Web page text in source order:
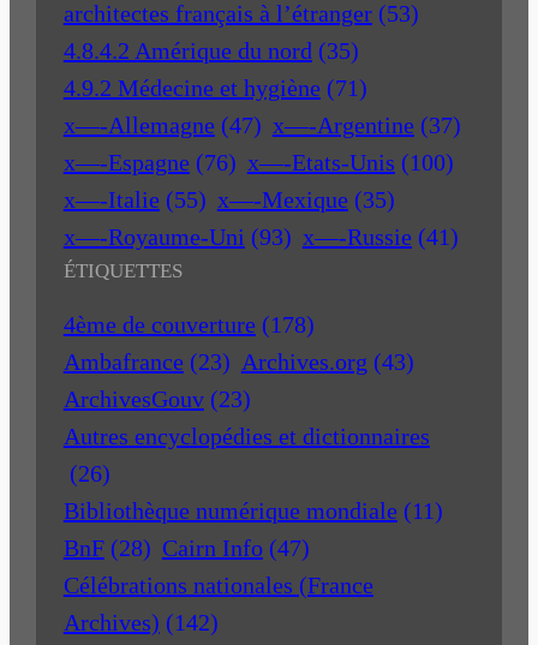
architectes français à l’étranger (53)
4.8.4.2 Amérique du nord (35)
4.9.2 Médecine et hygiène (71)
x—-Allemagne (47) x—-Argentine (37)
x—-Espagne (76) x—-Etats-Unis (100)
x—-Italie (55) x—-Mexique (35)
x—-Royaume-Uni (93) x—-Russie (41)
ÉTIQUETTES
4ème de couverture (178)
Ambafrance (23) Archives.org (43)
ArchivesGouv (23)
Autres encyclopédies et dictionnaires
(26)
Bibliothèque numérique mondiale (11)
BnF (28) Cairn Info (47)
Célébrations nationales (France
Archives) (142)